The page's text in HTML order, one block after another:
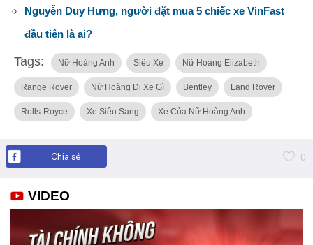
Nguyễn Duy Hưng, người đặt mua 5 chiếc xe VinFast
đầu tiên là ai?
Tags: Nữ Hoàng Anh Siêu Xe Nữ Hoàng Elizabeth
Range Rover Nữ Hoàng Đi Xe Gì Bentley Land Rover
Rolls-Royce Xe Siêu Sang Xe Của Nữ Hoàng Anh
Chia sẻ 0
VIDEO